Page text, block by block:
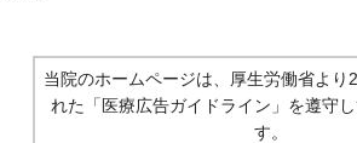
当院のホームページは、厚生労働省より
れた 「医療広告ガイドライン」を遵守
す。